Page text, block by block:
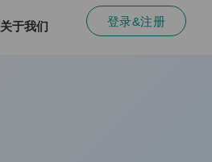
关于我们 登录&注册